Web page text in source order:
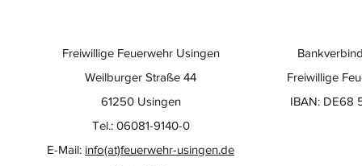
Freiwillige
IBAN: DE68
Freiwillige Feuerwehr Usingen
Weilburger Straße 44
61250 Usingen
Tel.: 06081-9140-0
E-Mail: info(at)feuerwehr-usingen.de